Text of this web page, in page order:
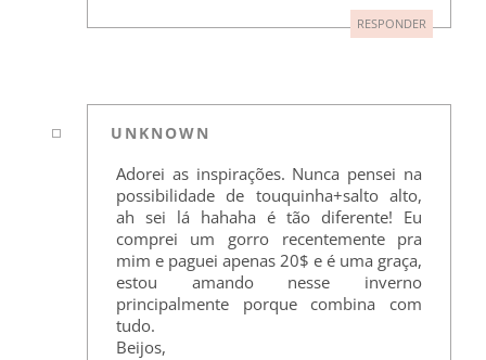
RESPONDER
UNKNOWN
Adorei as inspirações. Nunca pensei na
possibilidade de touquinha+salto alto,
ah sei lá hahaha é tão diferente! Eu
comprei um gorro recentemente pra
mim e paguei apenas 20$ e é uma graça,
estou amando nesse inverno
principalmente porque combina com
tudo.
Beijos,